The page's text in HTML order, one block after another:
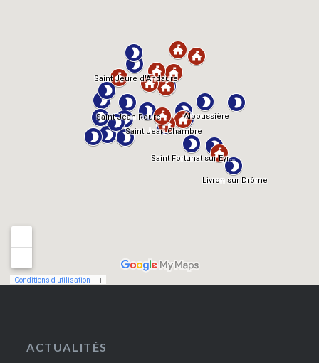
ACTUALITÉS